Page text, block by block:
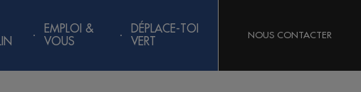
EMPLOI &
VOUS
DÉPLACE-TOI
VERT
NOUS CONTACTER